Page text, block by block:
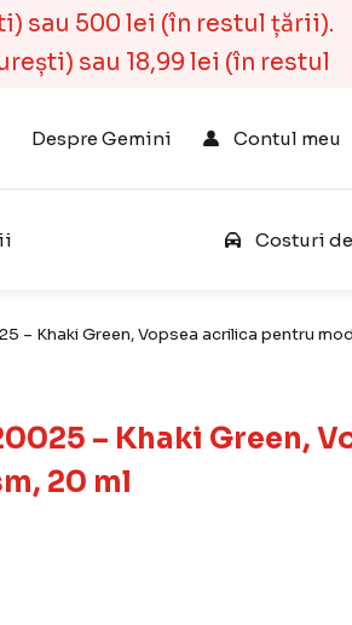
sau 500 lei (în restul țării).
sau 18,99 lei (în restul
Despre Gemini Contul meu
Costuri
– Khaki Green, Vopsea acrilica pentru
– Khaki Green,
20 ml